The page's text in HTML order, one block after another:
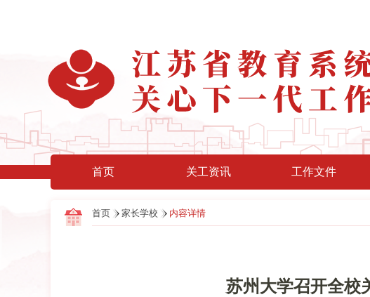
首页 关工资讯 工作文件
首页 家长学校 内容详情
苏州大学召开全校